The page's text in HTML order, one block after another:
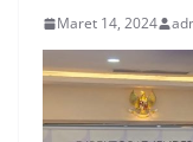
Maret 14, 2024